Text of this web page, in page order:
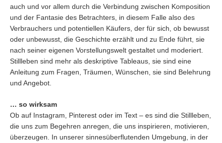
auch und vor allem durch die Verbindung zwischen Komposition
und der Fantasie des Betrachters, in diesem Falle also des
Verbrauchers und potentiellen Käufers, der für sich, ob bewusst
oder unbewusst, die Geschichte erzählt und zu Ende führt, sie
nach seiner eigenen Vorstellungswelt gestaltet und moderiert.
Stillleben sind mehr als deskriptive Tableaus, sie sind eine
Anleitung zum Fragen, Träumen, Wünschen, sie sind Belehrung
und Angebot.
… so wirksam
Ob auf Instagram, Pinterest oder im Text – es sind die Stillleben,
die uns zum Begehren anregen, die uns inspirieren, motivieren,
überzeugen. In unserer sinnesüberflutenden Umgebung, in der